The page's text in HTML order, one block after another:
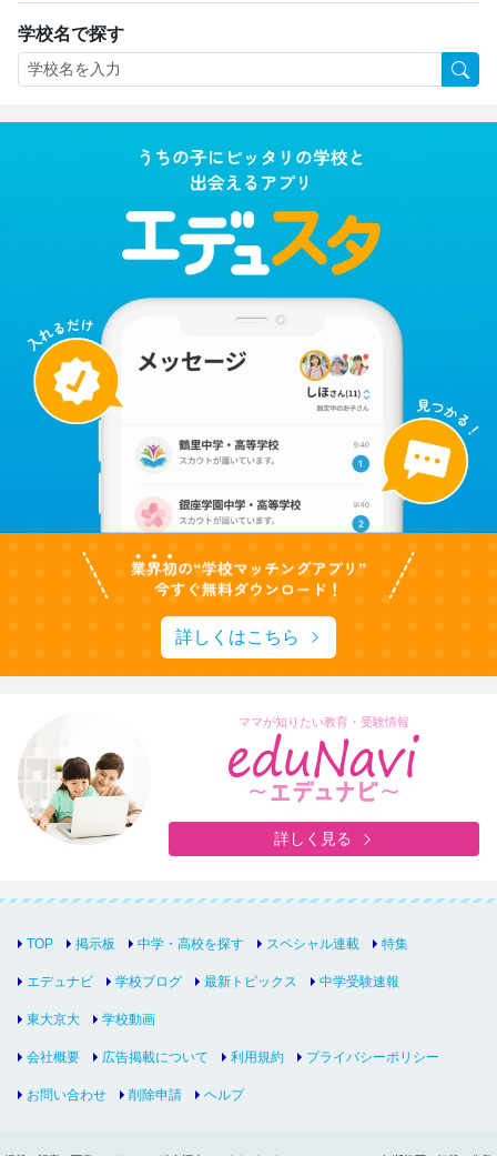
学校名で探す
詳しくはこちら
ママが知りたい教育・受験情報
詳しく見る
TOP 掲示板 中学・高校を探す スペシャル連載 特集
エデュナビ 学校ブログ 最新トピックス 中学受験速報
東大京大 学校動画
会社概要 広告掲載について 利用規約 プライバシーポリシー
お問い合わせ 削除申請 ヘルプ